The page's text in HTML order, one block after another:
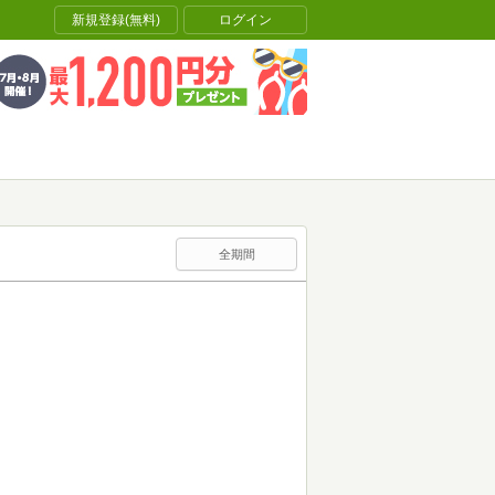
新規登録(無料) ログイン
全期間